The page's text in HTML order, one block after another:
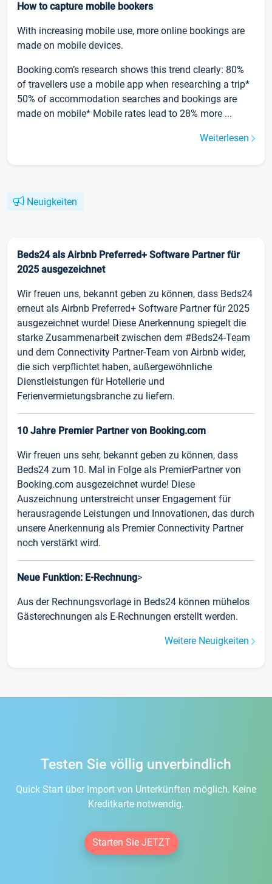
How to capture mobile bookers
With increasing mobile use, more online bookings are
made on mobile devices.
Booking.com’s research shows this trend clearly: 80%
of travellers use a mobile app when researching a trip*
50% of accommodation searches and bookings are
made on mobile* Mobile rates lead to 28% more ...
Weiterlesen
Neuigkeiten
Beds24 als Airbnb Preferred+ Software Partner für
2025 ausgezeichnet
Wir freuen uns, bekannt geben zu können, dass Beds24
erneut als Airbnb Preferred+ Software Partner für 2025
ausgezeichnet wurde! Diese Anerkennung spiegelt die
starke Zusammenarbeit zwischen dem #Beds24-Team
und dem Connectivity Partner-Team von Airbnb wider,
die sich verpflichtet haben, außergewöhnliche
Dienstleistungen für Hotellerie und
Ferienvermietungsbranche zu liefern.
10 Jahre Premier Partner von Booking.com
Wir freuen uns sehr, bekannt geben zu können, dass
Beds24 zum 10. Mal in Folge als PremierPartner von
Booking.com ausgezeichnet wurde! Diese
Auszeichnung unterstreicht unser Engagement für
herausragende Leistungen und Innovationen, das durch
unsere Anerkennung als Premier Connectivity Partner
noch verstärkt wird.
Neue Funktion: E-Rechnung>
Aus der Rechnungsvorlage in Beds24 können mühelos
Gästerechnungen als E-Rechnungen erstellt werden.
Weitere Neuigkeiten
Testen Sie völlig unverbindlich
Quick Start über Import von Unterkünften möglich. Keine
Kreditkarte notwendig.
Starten Sie JETZT